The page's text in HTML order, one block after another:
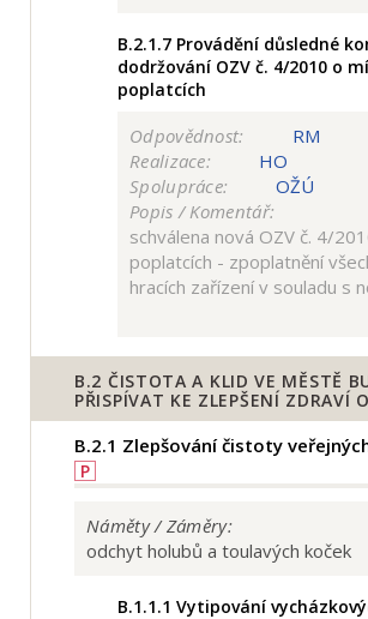
B.2.1.7 Provádění důsledné
dodržování OZV č. 4/2010 o
poplatcích
Odpovědnost:
RM
Realizace:
HO
Spolupráce:
OŽÚ
Popis / Komentář:
schválena nová OZV č. 4/
poplatcích - zpoplatnění
hracích zařízení v souladu s
B.2 ČISTOTA A KLID VE MĚSTĚ
PŘISPÍVAT KE ZLEPŠENÍ ZDRAVÍ
B.2.1 Zlepšování čistoty
P
Náměty / Záměry:
odchyt holubů a toulavých koček
B.1.1.1 Vytipování